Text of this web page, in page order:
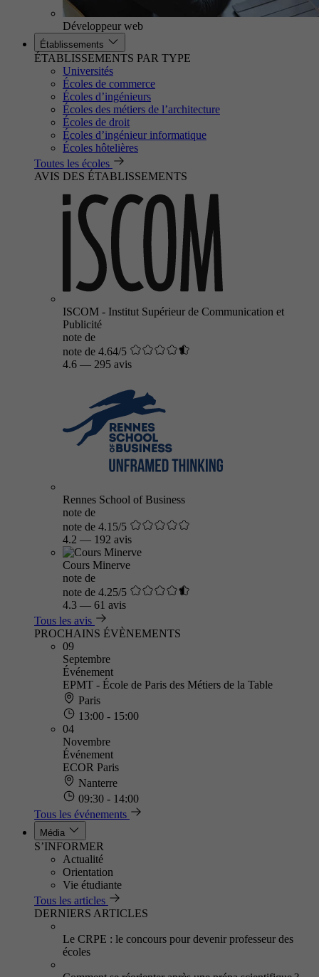
Développeur web
Établissements
ÉTABLISSEMENTS PAR TYPE
Universités
Écoles de commerce
Écoles d’ingénieurs
Écoles des métiers de l’architecture
Écoles de droit
Écoles d’ingénieur informatique
Écoles hôtelières
Toutes les écoles
AVIS DES ÉTABLISSEMENTS
ISCOM - Institut Supérieur de Communication et
Publicité
note de
note de 4.64/5
4.6 — 295 avis
Rennes School of Business
note de
note de 4.15/5
4.2 — 192 avis
Cours Minerve
note de
note de 4.25/5
4.3 — 61 avis
Tous les avis
PROCHAINS ÉVÈNEMENTS
09
Septembre
Événement
EPMT - École de Paris des Métiers de la Table
Paris
13:00 - 15:00
04
Novembre
Événement
ECOR Paris
Nanterre
09:30 - 14:00
Tous les événements
Média
S’INFORMER
Actualité
Orientation
Vie étudiante
Tous les articles
DERNIERS ARTICLES
Le CRPE : le concours pour devenir professeur des
écoles